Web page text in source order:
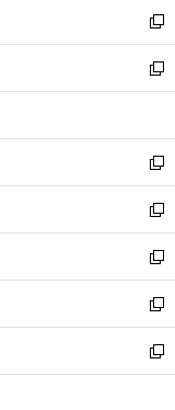
く
で
開
く
ド
ウ
で
開
ィ
ン
ド
ウ
開
く
い
ウ
ィ
ン
ウ
で
開
く
新
し
い
ウ
ン
ド
ウ
で
開
く
新
し
ウ
ィ
ン
ド
ウ
で
開
く
新
し
い
ウ
ィ
ン
ド
ウ
で
開
新
し
い
ウ
ィ
ン
ド
ウ
新
し
い
ウ
ィ
ン
新
し
い
ウ
新
し